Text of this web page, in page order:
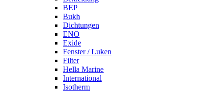
BEP
Bukh
Dichtungen
ENO
Exide
Fenster / Luken
Filter
Hella Marine
International
Isotherm